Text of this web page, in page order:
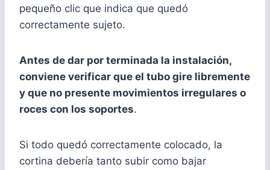
pequeño clic que indica que quedó
correctamente sujeto.
Antes de dar por terminada la instalación,
conviene verificar que el tubo gire libremente
y que no presente movimientos irregulares o
roces con los soportes.
Si todo quedó correctamente colocado, la
cortina debería tanto subir como bajar